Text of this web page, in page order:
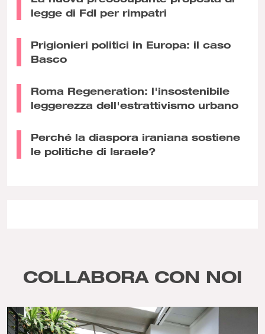
legge di FdI per rimpatri
Prigionieri politici in Europa: il caso
Basco
Roma Regeneration: l'insostenibile
leggerezza dell'estrattivismo urbano
Perché la diaspora iraniana sostiene
le politiche di Israele?
COLLABORA CON NOI